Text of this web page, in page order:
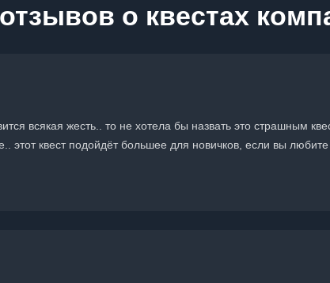
о квестах
всякая жесть.. то не хотела бы назвать это страшным
этот квест подойдёт большее для новичков, если вы